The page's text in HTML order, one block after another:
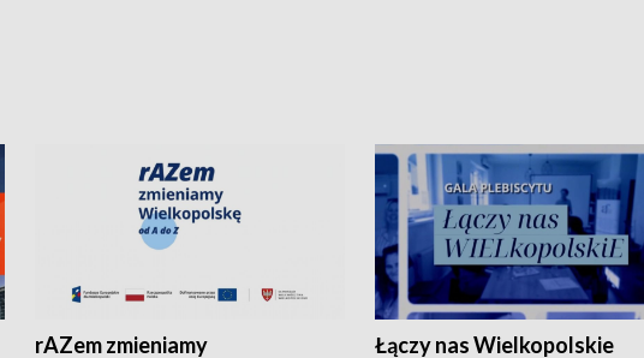
rAZem zmieniamy
Łączy nas Wielkopolskie